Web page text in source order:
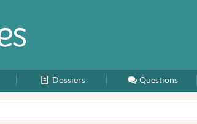
Accueil
Dossiers Questions